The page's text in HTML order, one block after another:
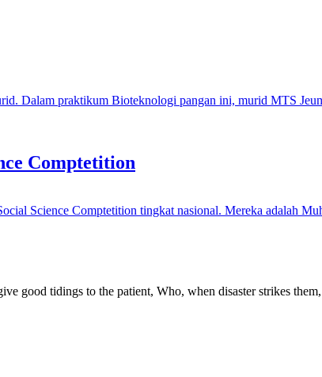
Dalam praktikum Bioteknologi pangan ini, murid MTS
Comptetition
Science Comptetition tingkat nasional. Mereka adalah
good tidings to the patient, Who, when disaster strikes